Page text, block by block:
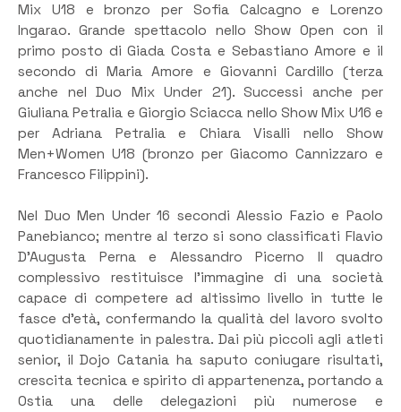
Mix U18 e bronzo per Sofia Calcagno e Lorenzo
Ingarao. Grande spettacolo nello Show Open con il
primo posto di Giada Costa e Sebastiano Amore e il
secondo di Maria Amore e Giovanni Cardillo (terza
anche nel Duo Mix Under 21). Successi anche per
Giuliana Petralia e Giorgio Sciacca nello Show Mix U16 e
per Adriana Petralia e Chiara Visalli nello Show
Men+Women U18 (bronzo per Giacomo Cannizzaro e
Francesco Filippini).
Nel Duo Men Under 16 secondi Alessio Fazio e Paolo
Panebianco; mentre al terzo si sono classificati Flavio
D’Augusta Perna e Alessandro Picerno Il quadro
complessivo restituisce l’immagine di una società
capace di competere ad altissimo livello in tutte le
fasce d’età, confermando la qualità del lavoro svolto
quotidianamente in palestra. Dai più piccoli agli atleti
senior, il Dojo Catania ha saputo coniugare risultati,
crescita tecnica e spirito di appartenenza, portando a
Ostia una delle delegazioni più numerose e